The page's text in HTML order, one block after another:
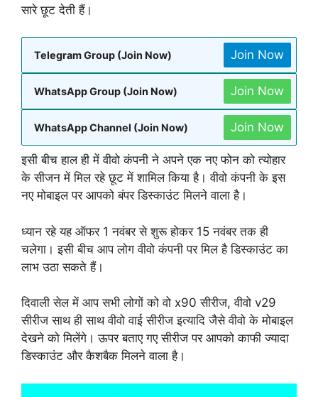
सारे छूट देती हैं।
Telegram Group (Join Now) Join Now
WhatsApp Group (Join Now) Join Now
WhatsApp Channel (Join Now) Join Now
इसी बीच हाल ही में वीवो कंपनी ने अपने एक नए फोन को त्योहार
के सीजन में मिल रहे छूट में शामिल किया है। वीवो कंपनी के इस
नए मोबाइल पर आपको बंपर डिस्काउंट मिलने वाला है।
ध्यान रहे यह ऑफर 1 नवंबर से शुरू होकर 15 नवंबर तक ही
चलेगा। इसी बीच आप लोग वीवो कंपनी पर मिल है डिस्काउंट का
लाभ उठा सकते हैं।
दिवाली सेल में आप सभी लोगों को वो x90 सीरीज, वीवो v29
सीरीज साथ ही साथ वीवो वाई सीरीज इत्यादि जैसे वीवो के मोबाइल
देखने को मिलेंगे। ऊपर बताए गए सीरीज पर आपको काफी ज्यादा
डिस्काउंट और कैशबैक मिलने वाला है।